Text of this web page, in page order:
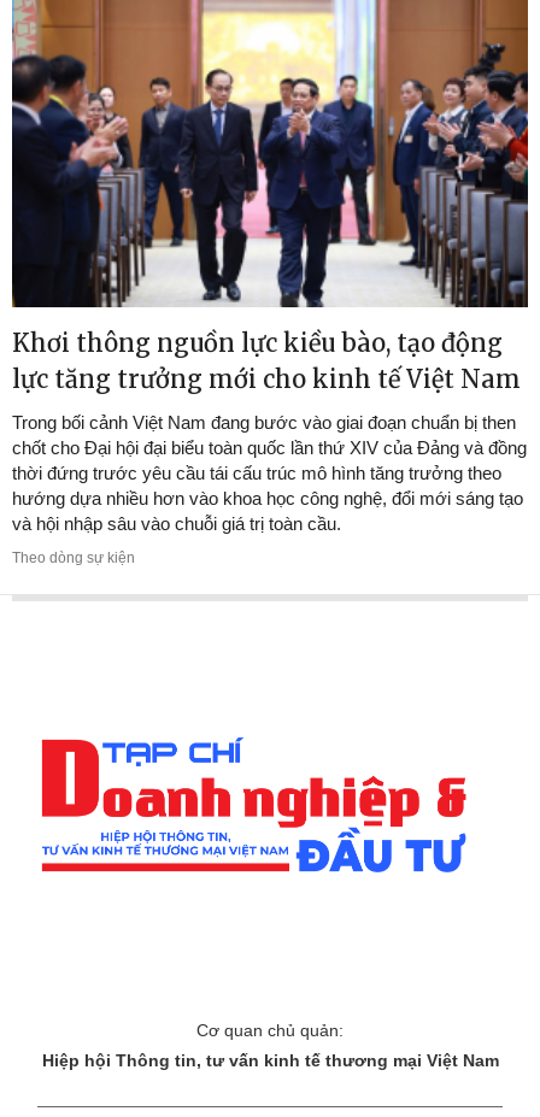
Khơi thông nguồn lực kiều bào, tạo động
lực tăng trưởng mới cho kinh tế Việt Nam
Trong bối cảnh Việt Nam đang bước vào giai đoạn chuẩn bị then
chốt cho Đại hội đại biểu toàn quốc lần thứ XIV của Đảng và đồng
thời đứng trước yêu cầu tái cấu trúc mô hình tăng trưởng theo
hướng dựa nhiều hơn vào khoa học công nghệ, đổi mới sáng tạo
và hội nhập sâu vào chuỗi giá trị toàn cầu.
Theo dòng sự kiện
Cơ quan chủ quản:
Hiệp hội Thông tin, tư vấn kinh tế thương mại Việt Nam